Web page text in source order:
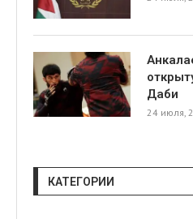
Даби
24 июля,
КАТЕГОРИИ